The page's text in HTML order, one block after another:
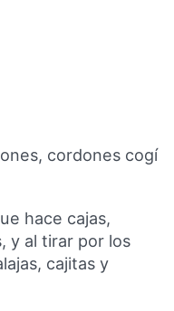
cordones cogí
hace cajas,
y al tirar por los
cajitas y